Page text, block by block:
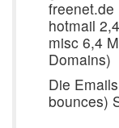
freenet.de
hotmail
misc 6,4
Domains)
Die
bounces)